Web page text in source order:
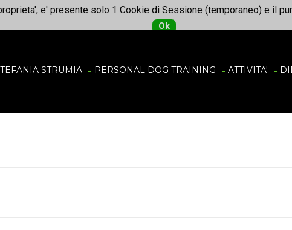
STRUMIA PERSONAL DOG TRAINING ATTIVITA'
e' presente solo 1 Cookie di Sessione (temporaneo) e il
Ok